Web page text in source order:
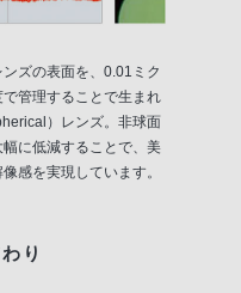
ズの表面を、0.01ミク
管理することで生まれ
）レンズ。非球面
に低減することで、美
感を実現しています。
り